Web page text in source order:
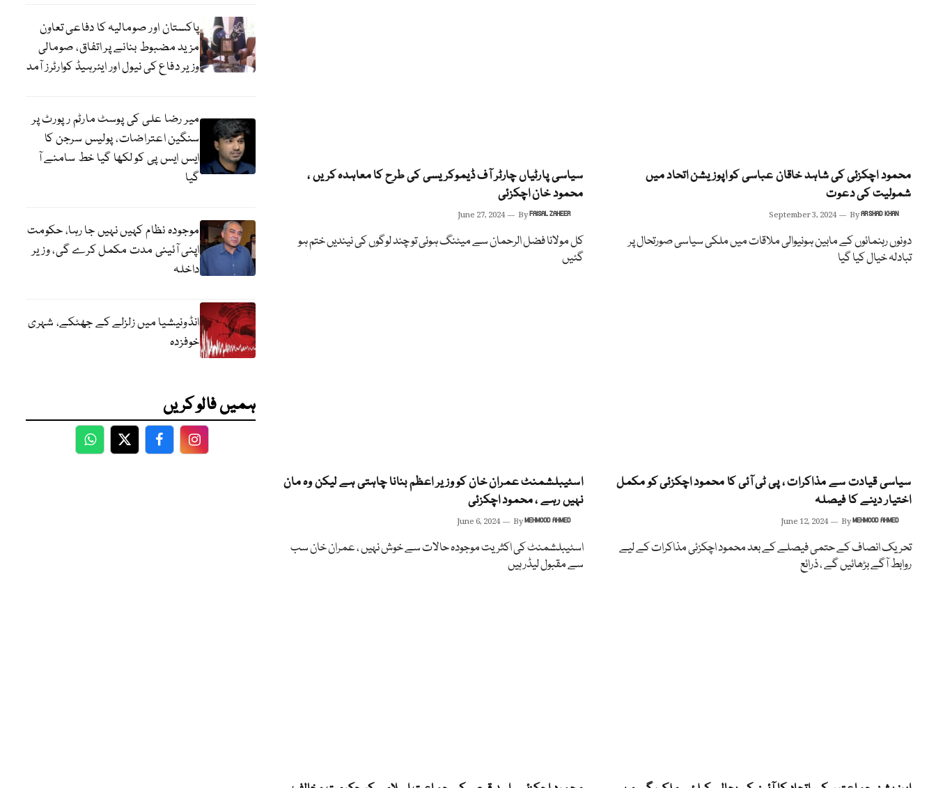
محمود اچکزئی کی شاہد خاقان عباسی کو اپوزیشن اتحاد میں
شمولیت کی دعوت
September 3, 2024 ByARSHAD KHAN
دونوں رہنمائوں کے مابین ہونیوالی ملاقات میں ملکی سیاسی صورتحال پر
تبادلہ خیال کیا گیا
سیاسی پارٹیاں چارٹر آف ڈیموکریسی کی طرح کا معاہدہ کریں ،
محمود خان اچکزئی
June 27, 2024 ByFAISAL ZAHEER
کل مولانا فضل الرحمان سے میٹنگ ہوئی تو چند لوگوں کی نیندیں ختم ہو
گئیں
سیاسی قیادت سے مذاکرات ، پی ٹی آئی کا محمود اچکزئی کو مکمل
اختیار دینے کا فیصلہ
June 12, 2024 ByMEHMOOD AHMED
تحریک انصاف کے حتمی فیصلے کے بعد محمود اچکزئی مذاکرات کے لیے
روابط آگے بڑھائیں گے ، ذرائع
اسٹیبلشمنٹ عمران خان کو وزیر اعظم بنانا چاہتی ہے لیکن وہ مان
نہیں رہے ، محمود اچکزئی
June 6, 2024 ByMEHMOOD AHMED
اسٹیبلشمنٹ کی اکثریت موجودہ حالات سے خوش نہیں ، عمران خان سب
سے مقبول لیڈر ہیں
پاکستان اور صومالیہ کا دفاعی تعاون
مزید مضبوط بنانے پر اتفاق، صومالی
وزیر دفاع کی نیول اور ایئرہیڈ کوارٹرز آمد
میر رضا علی کی پوسٹ مارٹم رپورٹ پر
سنگین اعتراضات، پولیس سرجن کا
ایس ایس پی کو لکھا گیا خط سامنے آ
گیا
موجودہ نظام کہیں نہیں جا رہا، حکومت
اپنی آئینی مدت مکمل کرے گی، وزیر
داخلہ
انڈونیشیا میں زلزلے کے جھٹکے، شہری
خوفزدہ
ہمیں فالو کریں
WhatsApp
TwitterFacebookFacebook